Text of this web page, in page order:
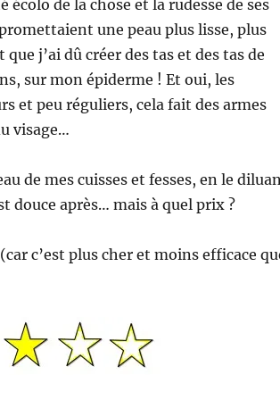
écolo de la chose et la rudesse de ses
une peau plus lisse, plus
j’ai dû créer des tas et des tas de
sur mon épiderme ! Et oui, les
et peu réguliers, cela fait des armes
visage…
de mes cuisses et fesses, en le
douce après… mais à quel prix ?
c’est plus cher et moins efficace